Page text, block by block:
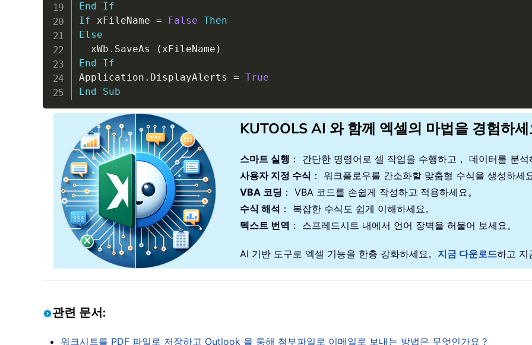
End
If
If xFileName = False Then
Else
  xWb
. SaveAs ( xFileName )
End
If
Application . DisplayAlerts = True
End
Sub
KUTOOLS AI 와 함께 엑셀의 마법을 경험하
스마트 실행 ： 간단한 명령어로 셀 작업을 수행하고， 데이터를 분
사용자 지정 수식 ： 워크플로우를 간소화할 맞춤형 수식을 생성하세
VBA 코딩 ： VBA 코드를 손쉽게 작성하고 적용하세요。
수식 해석 ： 복잡한 수식도 쉽게 이해하세요。
텍스트 번역 ： 스프레드시트 내에서 언어 장벽을 허물어 보세요。
AI 기반 도구로 엑셀 기능을 한층 강화하세요。 지금 다운로드하고 지
관련 문서:
워크시트를 PDF 파일로 저장하고 Outlook 을 통해 첨부파일로 이메일로 보내는 방법은 무엇인가요？